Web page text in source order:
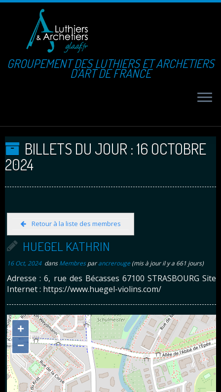
GROUPEMENT DES LUTHIERS ET ARCHETIERS
D'ART DE FRANCE
BILLETS DU JOUR : 16 OCTOBRE
2024
Retour à la liste des membres
HUEGEL KATHRIN
16 Oct, 2024dansMembresparancrerouge (mis à jour il y a 661 jours)
Adresse : 6, rue des Bécasses 67100 STRASBOURG Site
Internet : https://www.huegel-violins.com/